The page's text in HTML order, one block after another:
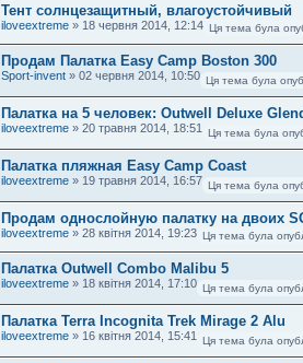
Тент солнцезащитный, влагоустойчивый
iloveextreme » 18 червня 2014, 12:14 Ця тема була
Продам Палатка Easy Camp Boston 300
Sport-invent » 02 червня 2014, 10:50 Ця тема була
Палатка на 5 человек: Outwell Deluxe
iloveextreme » 20 травня 2014, 18:51 Ця тема була
Палатка пляжная Easy Camp Coast
iloveextreme » 19 травня 2014, 16:57 Ця тема була
Продам однослойную палатку на двоих
iloveextreme » 28 квітня 2014, 19:23 Ця тема була
Палатка Outwell Combo Malibu 5
iloveextreme » 18 квітня 2014, 17:10 Ця тема була
Палатка Terra Incognita Trek Mirage 2 Alu
iloveextreme » 16 квітня 2014, 15:41 Ця тема була